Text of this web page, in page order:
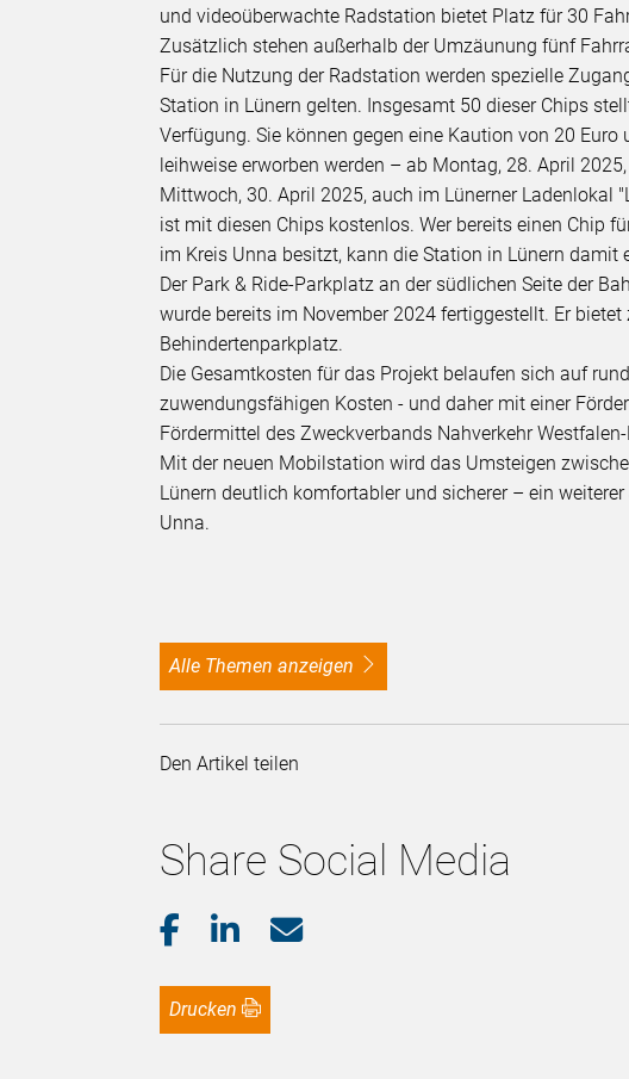
und videoüberwachte Radstation bietet Platz für 30
Zusätzlich stehen außerhalb der Umzäunung fünf
Für die Nutzung der Radstation werden spezielle
Station in Lünern gelten. Insgesamt 50 dieser Chips
Verfügung. Sie können gegen eine Kaution von 20
leihweise erworben werden – ab Montag, 28. April
Mittwoch, 30. April 2025, auch im Lünerner Ladenlokal
ist mit diesen Chips kostenlos. Wer bereits einen Chip
im Kreis Unna besitzt, kann die Station in Lünern damit
Der Park & Ride-Parkplatz an der südlichen Seite der
wurde bereits im November 2024 fertiggestellt. Er
Behindertenparkplatz.
Die Gesamtkosten für das Projekt belaufen sich auf
zuwendungsfähigen Kosten - und daher mit einer
Fördermittel des Zweckverbands Nahverkehr
Mit der neuen Mobilstation wird das Umsteigen
Lünern deutlich komfortabler und sicherer – ein
Unna.
alle Themen anzeigen
Den Artikel teilen
Share Social Media
Drucken